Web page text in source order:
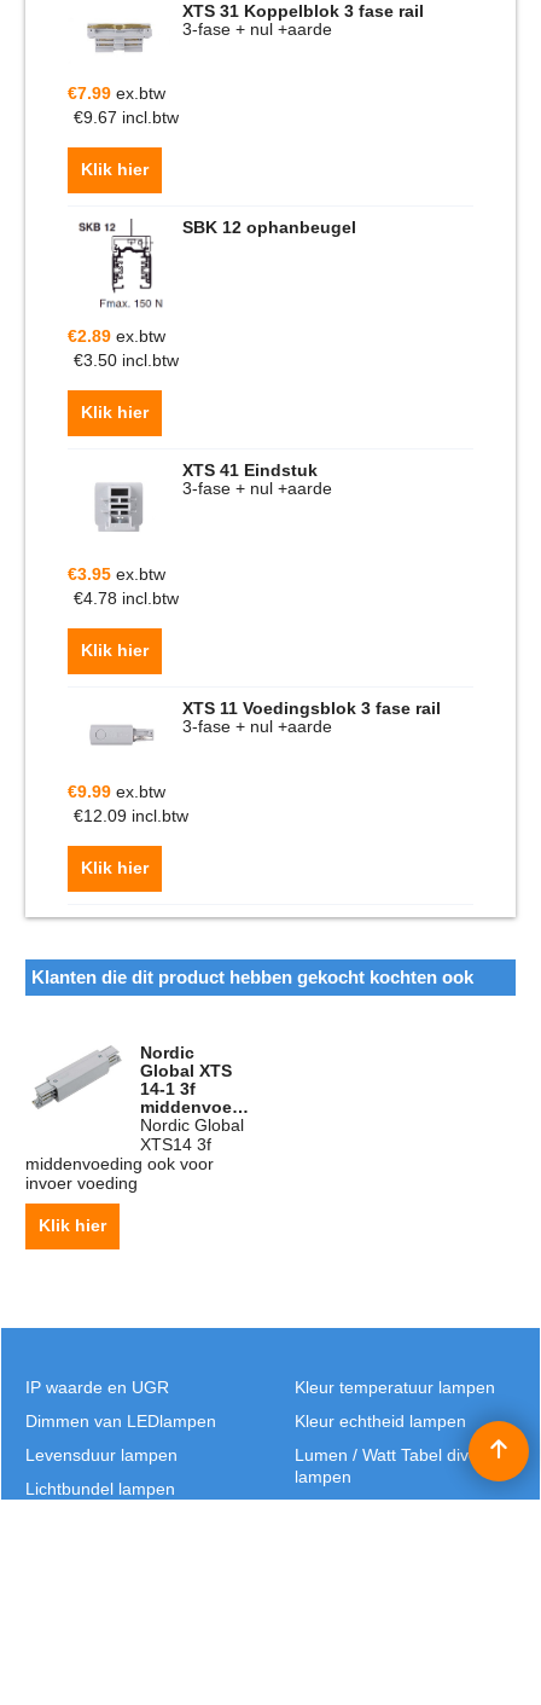
XTS 31 Koppelblok 3 fase rail
3-fase + nul +aarde
€7.99 ex.btw
€9.67 incl.btw
Klik hier
SBK 12 ophanbeugel
€2.89 ex.btw
€3.50 incl.btw
Klik hier
XTS 41 Eindstuk
3-fase + nul +aarde
€3.95 ex.btw
€4.78 incl.btw
Klik hier
XTS 11 Voedingsblok 3 fase rail
3-fase + nul +aarde
€9.99 ex.btw
€12.09 incl.btw
Klik hier
Klanten die dit product hebben gekocht kochten ook
Nordic
Global XTS
14-1 3f
middenvoeding
Nordic Global
XTS14 3f
middenvoeding ook voor
invoer voeding
Klik hier
Kleur temperatuur lampen
Kleur echtheid lampen
Lumen / Watt Tabel diverse
lampen
IP waarde en UGR
Dimmen van LEDlampen
Levensduur lampen
Lichtbundel lampen